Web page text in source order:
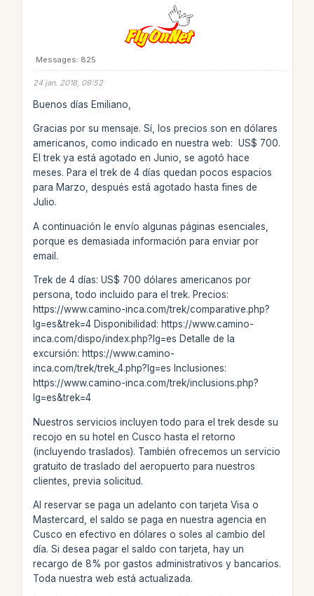
Messages: 825
24 jan. 2018, 09:52
Buenos días Emiliano,
Gracias por su mensaje. Sí, los precios son en dólares
americanos, como indicado en nuestra web: US$ 700.
El trek ya está agotado en Junio, se agotó hace
meses. Para el trek de 4 días quedan pocos espacios
para Marzo, después está agotado hasta fines de
Julio.
A continuación le envío algunas páginas esenciales,
porque es demasiada información para enviar por
email.
Trek de 4 días: US$ 700 dólares americanos por
persona, todo incluido para el trek. Precios:
https://www.camino-inca.com/trek/comparative.php?
lg=es&trek=4 Disponibilidad: https://www.camino-
inca.com/dispo/index.php?lg=es Detalle de la
excursión: https://www.camino-
inca.com/trek/trek_4.php?lg=es Inclusiones:
https://www.camino-inca.com/trek/inclusions.php?
lg=es&trek=4
Nuestros servicios incluyen todo para el trek desde su
recojo en su hotel en Cusco hasta el retorno
(incluyendo traslados). También ofrecemos un servicio
gratuito de traslado del aeropuerto para nuestros
clientes, previa solicitud.
Al reservar se paga un adelanto con tarjeta Visa o
Mastercard, el saldo se paga en nuestra agencia en
Cusco en efectivo en dólares o soles al cambio del
día. Si desea pagar el saldo con tarjeta, hay un
recargo de 8% por gastos administrativos y bancarios.
Toda nuestra web está actualizada.